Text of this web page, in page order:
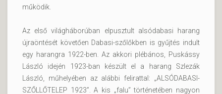
működik.
Az első világháborúban elpusztult alsódabasi harang
újraöntését követően Dabasi-szőlőkben is gyűjtés indult
egy harangra 1922-ben. Az akkori plébános, Puskássy
László idején 1923-ban készült el a harang Szlezák
László, műhelyében az alábbi felirattal: „ALSÓDABASI-
SZŐLLŐTELEP 1923”. A kis „falu” történetében nagyon